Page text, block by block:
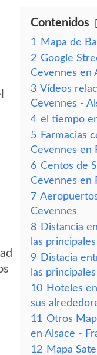
Contenidos
1
Mapa de
2 Google
Cevennes en
3 Vídeos
Cevennes -
4 el tiempo
5 Farmacias
Cevennes en
6 Centos de
Cevennes en
7
Cevennes
8 Distancia
las
9 Distacia
las
10 Hoteles
sus
11 Otros
en Alsace -
12 Mapa